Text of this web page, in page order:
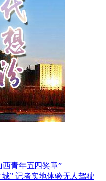
西青年五四奖章”
” 记者实地体验无人驾驶